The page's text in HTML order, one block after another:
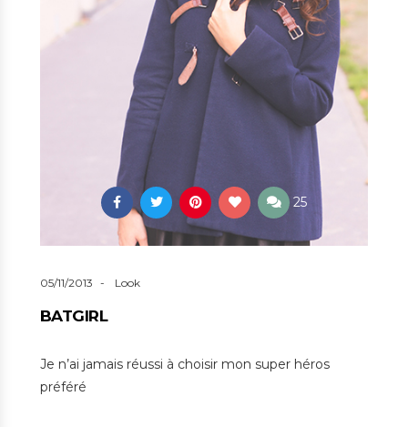
25
05/11/2013 Look
BATGIRL
Je n’ai jamais réussi à choisir mon super héros
préféré